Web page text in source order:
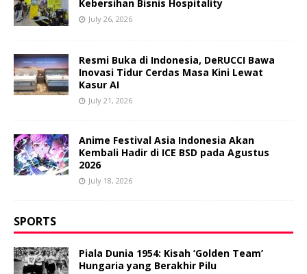
Kebersihan Bisnis Hospitality
July 26, 2026
Resmi Buka di Indonesia, DeRUCCI Bawa
Inovasi Tidur Cerdas Masa Kini Lewat
Kasur AI
July 21, 2026
Anime Festival Asia Indonesia Akan
Kembali Hadir di ICE BSD pada Agustus
2026
July 18, 2026
SPORTS
Piala Dunia 1954: Kisah ‘Golden Team’
Hungaria yang Berakhir Pilu